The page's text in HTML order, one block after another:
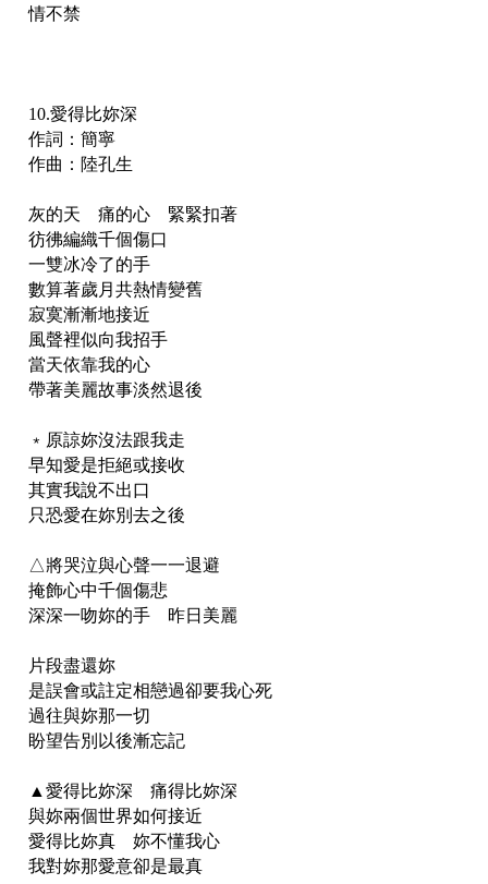
情不禁
10.愛得比妳深
作詞：簡寧
作曲：陸孔生
灰的天 痛的心 緊緊扣著
彷彿編織千個傷口
一雙冰冷了的手
數算著歲月共熱情變舊
寂寞漸漸地接近
風聲裡似向我招手
當天依靠我的心
帶著美麗故事淡然退後
﹡原諒妳沒法跟我走
早知愛是拒絕或接收
其實我說不出口
只恐愛在妳別去之後
△將哭泣與心聲一一退避
掩飾心中千個傷悲
深深一吻妳的手 昨日美麗
片段盡還妳
是誤會或註定相戀過卻要我心死
過往與妳那一切
盼望告別以後漸忘記
▲愛得比妳深 痛得比妳深
與妳兩個世界如何接近
愛得比妳真 妳不懂我心
我對妳那愛意卻是最真